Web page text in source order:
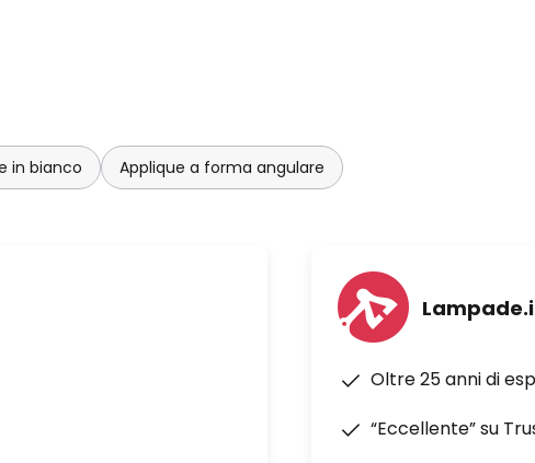
in bianco Applique a forma angulare
Oltre 25 anni di
“Eccellente” su